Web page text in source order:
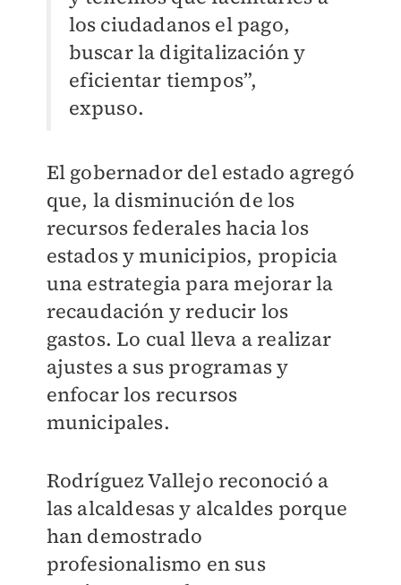
los ciudadanos el pago,
buscar la digitalización y
eficientar tiempos”,
expuso.
El gobernador del estado agregó
que, la disminución de los
recursos federales hacia los
estados y municipios, propicia
una estrategia para mejorar la
recaudación y reducir los
gastos. Lo cual lleva a realizar
ajustes a sus programas y
enfocar los recursos
municipales.
Rodríguez Vallejo reconoció a
las alcaldesas y alcaldes porque
han demostrado
profesionalismo en sus